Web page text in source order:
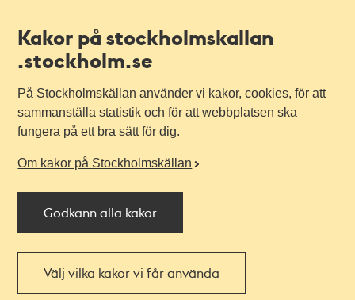
Kakor på stockholmskallan
.stockholm.se
På Stockholmskällan använder vi kakor, cookies, för att
sammanställa statistik och för att webbplatsen ska
fungera på ett bra sätt för dig.
Om kakor på Stockholmskällan
Godkänn alla kakor
Välj vilka kakor vi får använda